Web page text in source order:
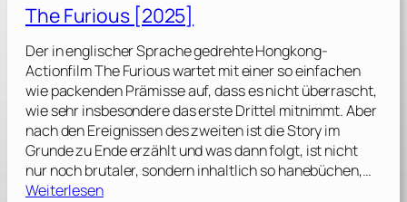
The Furious [2025]
Der in englischer Sprache gedrehte Hongkong-
Actionfilm The Furious wartet mit einer so einfachen
wie packenden Prämisse auf, dass es nicht überrascht,
wie sehr insbesondere das erste Drittel mitnimmt. Aber
nach den Ereignissen des zweiten ist die Story im
Grunde zu Ende erzählt und was dann folgt, ist nicht
nur noch brutaler, sondern inhaltlich so hanebüchen,…
Weiterlesen: